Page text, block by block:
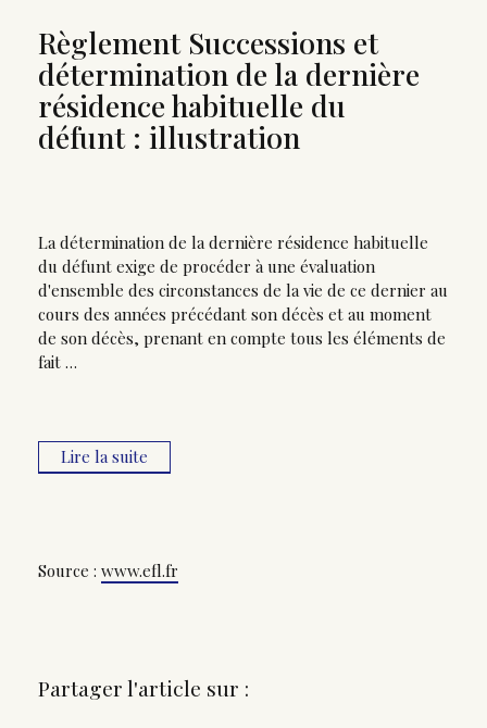
Règlement Successions et
détermination de la dernière
résidence habituelle du
défunt : illustration
Source : www.efl.fr
La détermination de la dernière résidence habituelle
du défunt exige de procéder à une évaluation
d'ensemble des circonstances de la vie de ce dernier au
cours des années précédant son décès et au moment
de son décès, prenant en compte tous les éléments de
fait …
Lire la suite